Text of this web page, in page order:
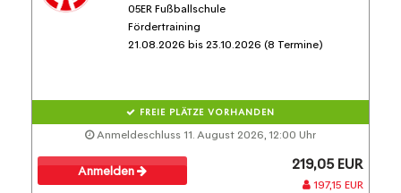
05ER Fußballschule
Fördertraining
21.08.2026 bis 23.10.2026 (8 Termine)
FREIE PLÄTZE VORHANDEN
Anmeldeschluss 11. August 2026, 12:00 Uhr
Anmelden 219,05 EUR
197,15 EUR